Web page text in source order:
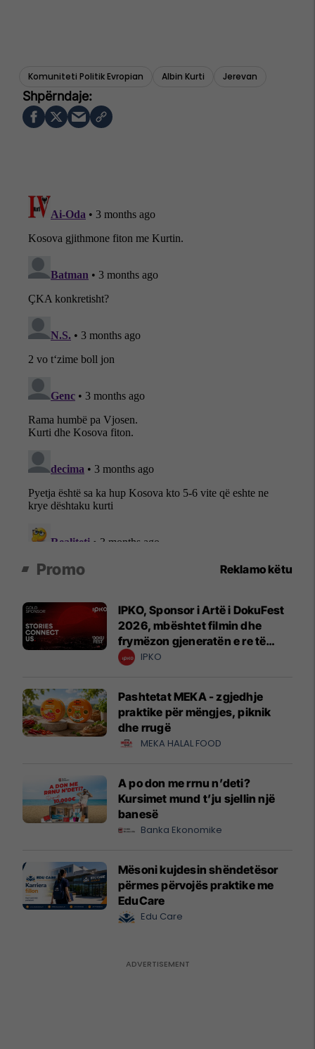
Komuniteti Politik Evropian Albin Kurti Jerevan
Promo Reklamo këtu
IPKO, Sponsor i Artë i DokuFest
2026, mbështet filmin dhe
frymëzon gjeneratën e re të
krijuesve
IPKO
Pashtetat MEKA - zgjedhje
praktike për mëngjes, piknik
dhe rrugë
MEKA HALAL FOOD
A po don me rrnu n’deti?
Kursimet mund t’ju sjellin një
banesë
Banka Ekonomike
Mësoni kujdesin shëndetësor
përmes përvojës praktike me
EduCare
Edu Care